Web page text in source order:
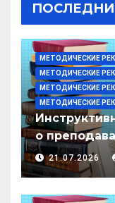
МЕТОДИЧЕСКИЕ
МЕТОДИЧЕСКИЕ
МЕТОДИЧЕСКИЕ
МЕТОДИЧЕСКИЕ
о
дисциплин
21.07.2026